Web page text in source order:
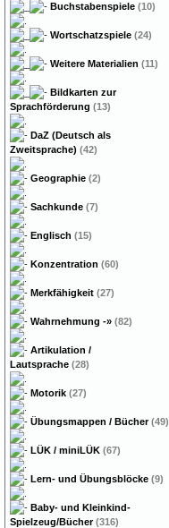
Buchstabenspiele (10)
Wortschatzspiele (24)
Weitere Materialien (11)
Bildkarten zur
Sprachförderung (13)
DaZ (Deutsch als
Zweitsprache) (42)
Geographie (2)
Sachkunde (7)
Englisch (15)
Konzentration (60)
Merkfähigkeit (27)
Wahrnehmung -» (82)
Artikulation /
Lautsprache (28)
Motorik (27)
Übungsmappen / Bücher(49)
LÜK / miniLÜK (67)
Lern- und Übungsblöcke (9)
Baby- und Kleinkind-
Spielzeug/Bücher(316)